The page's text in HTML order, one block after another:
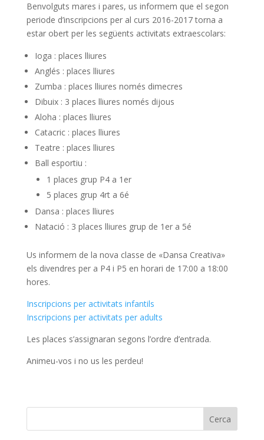
Benvolguts mares i pares, us informem que el segon
periode d’inscripcions per al curs 2016-2017 torna a
estar obert per les següents activitats extraescolars:
Ioga : places lliures
Anglés : places lliures
Zumba : places lliures només dimecres
Dibuix : 3 places lliures només dijous
Aloha : places lliures
Catacric : places lliures
Teatre : places lliures
Ball esportiu :
1 places grup P4 a 1er
5 places grup 4rt a 6é
Dansa : places lliures
Natació : 3 places lliures grup de 1er a 5é
Us informem de la nova classe de «Dansa Creativa»
els divendres per a P4 i P5 en horari de 17:00 a 18:00
hores.
Inscripcions per activitats infantils
Inscripcions per activitats per adults
Les places s’assignaran segons l’ordre d’entrada.
Animeu-vos i no us les perdeu!